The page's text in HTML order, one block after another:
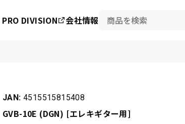
DIVISION 会社情報
JAN: 4515515815408
GVB-10E (DGN) [エレキギター用]